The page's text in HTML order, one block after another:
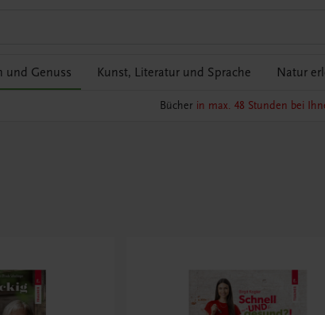
und Genuss Kunst, Literatur und Sprache Natur
Bücher in max. 48 Stunden bei